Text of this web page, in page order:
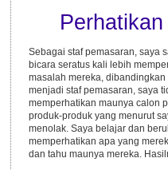
Sebagai staf pemasaran, saya
bicara seratus kali lebih
masalah mereka,
menjadi staf pemasaran, saya
memperhatikan maunya calon
produk-produk yang menurut
menolak. Saya belajar dan
memperhatikan apa yang
dan tahu maunya mereka.